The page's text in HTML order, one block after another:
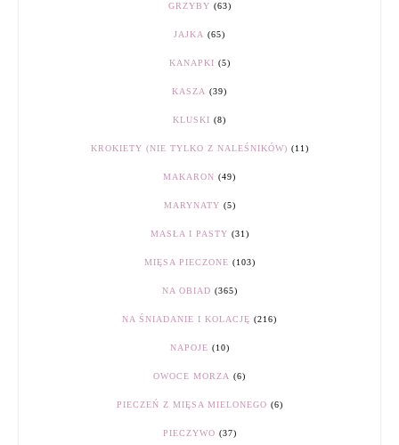
GRZYBY (63)
JAJKA (65)
KANAPKI (5)
KASZA (39)
KLUSKI (8)
KROKIETY (NIE TYLKO Z NALEŚNIKÓW) (11)
MAKARON (49)
MARYNATY (5)
MASŁA I PASTY (31)
MIĘSA PIECZONE (103)
NA OBIAD (365)
NA ŚNIADANIE I KOLACJĘ (216)
NAPOJE (10)
OWOCE MORZA (6)
PIECZEŃ Z MIĘSA MIELONEGO (6)
PIECZYWO (37)